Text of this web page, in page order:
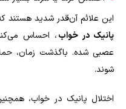
این علائم آن‌قدر شدید هستند
پانیک در خواب، احساس
عصبی شده. باگذشت زمان،
شوند.
اختلال پانیک در خواب،